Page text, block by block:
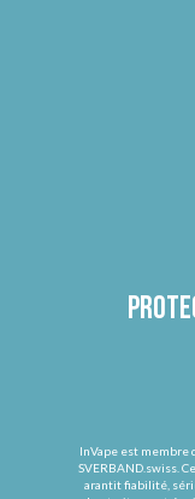
InVape est membre
SVERBAND.swiss.
arantit fiabilité,